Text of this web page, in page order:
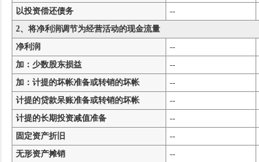
以投资偿还债务
--
2、将净利润调节为经营活动的现金流量
净利润
--
加：少数股东损益
--
加：计提的坏帐准备或转销的坏帐
--
计提的贷款呆账准备或转销的坏帐
--
计提的长期投资减值准备
--
固定资产折旧
--
无形资产摊销
--